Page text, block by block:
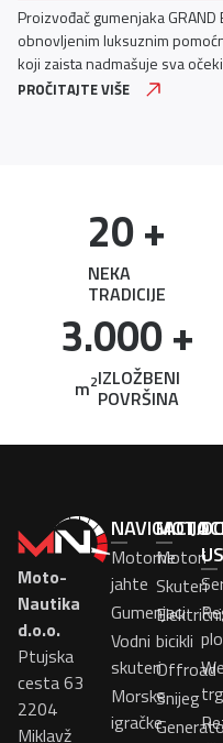
Proizvođač gumenjaka
obnovljenim luksuznim
koji zaista nadmašuje sva
PROČITAJTE VIŠE
NEKA
TRADICIJE
20 +
m2IZLOŽBENI
POVRŠINA
3.000 +
Moto-
Nautika
d.o.o.
Ptujska
cesta 63
2204
Miklavž
NAVIGACIJA
Motorne
jahte
Gumenjaci
Vodni
skuteri
Morske
igračke
Motori
Skuteri
Električni
bicikli
Offroad
Snijeg